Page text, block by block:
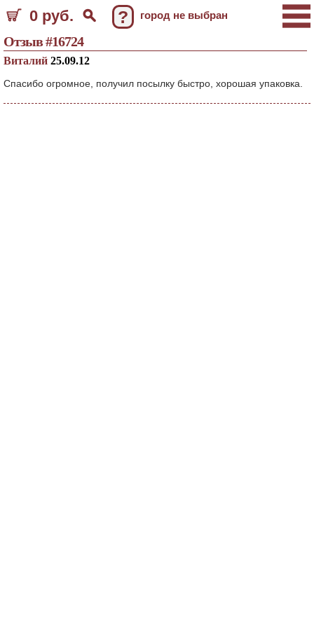
0 руб. ? город не выбран
Отзыв #16724
Виталий 25.09.12
Спасибо огромное, получил посылку быстро, хорошая упаковка.